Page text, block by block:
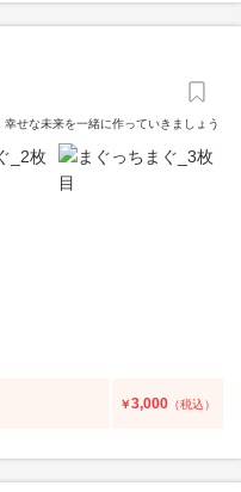
せな未来を一緒に作っていきましょう
￥3,000 （税込）